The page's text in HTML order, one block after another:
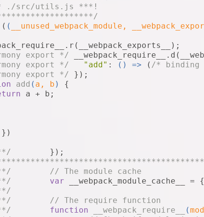
// Execute the module
// Return the exports of
return module .exports;
}
/* webpack/runtime/define
}
};
})();
/* webpack/runtime/
./src/utils.js ***!
( ( __unused_webpack_module,
export */
export */
"add" : () => ( /* binding
export */
});
add ( a, b ) {
a + b;
})
});
// The module cache
var __webpack_module_cache__ =
// The require function
function __webpack_require__ (